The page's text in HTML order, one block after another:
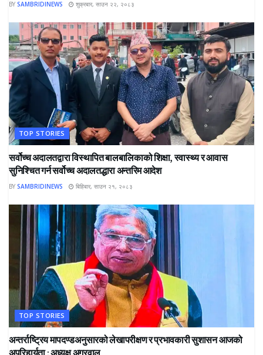
BY SAMBRIDINEWS शुक्रबार, साउन २२, २०८३
TOP STORIES
सर्वोच्च अदालतद्वारा विस्थापित बालबालिकाको शिक्षा, स्वास्थ्य र आवास
सुनिश्चित गर्न सर्वोच्च अदालतद्धारा अन्तरिम आदेश
BY SAMBRIDINEWS बिहिबार, साउन २१, २०८३
TOP STORIES
अन्तर्राष्ट्रिय मापदण्डअनुसारको लेखापरीक्षण र प्रभावकारी सुशासन आजको
अपरिहार्यता : अध्यक्ष अग्रवाल